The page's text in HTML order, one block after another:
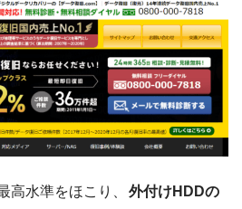
高水準をほこり、
外付けHDDの